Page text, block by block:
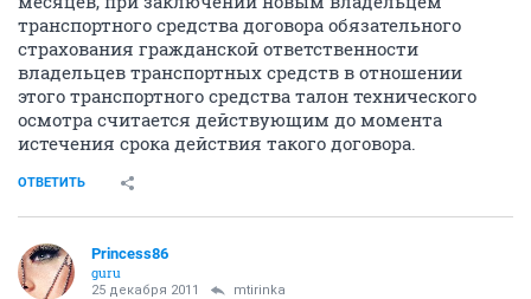
транспортного средства договора обязательного
страхования гражданской ответственности
владельцев транспортных средств в отношении
этого транспортного средства талон технического
осмотра считается действующим до момента
истечения срока действия такого договора.
ОТВЕТИТЬ
Princess86
guru
25 декабря 2011 mtirinka